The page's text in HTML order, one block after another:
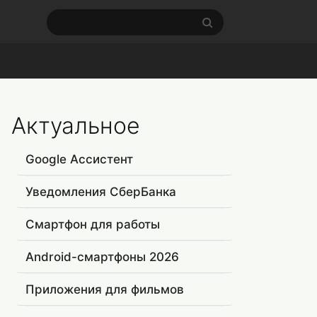
Актуальное
Google Ассистент
Уведомления СберБанка
Смартфон для работы
Android-смартфоны 2026
Приложения для фильмов